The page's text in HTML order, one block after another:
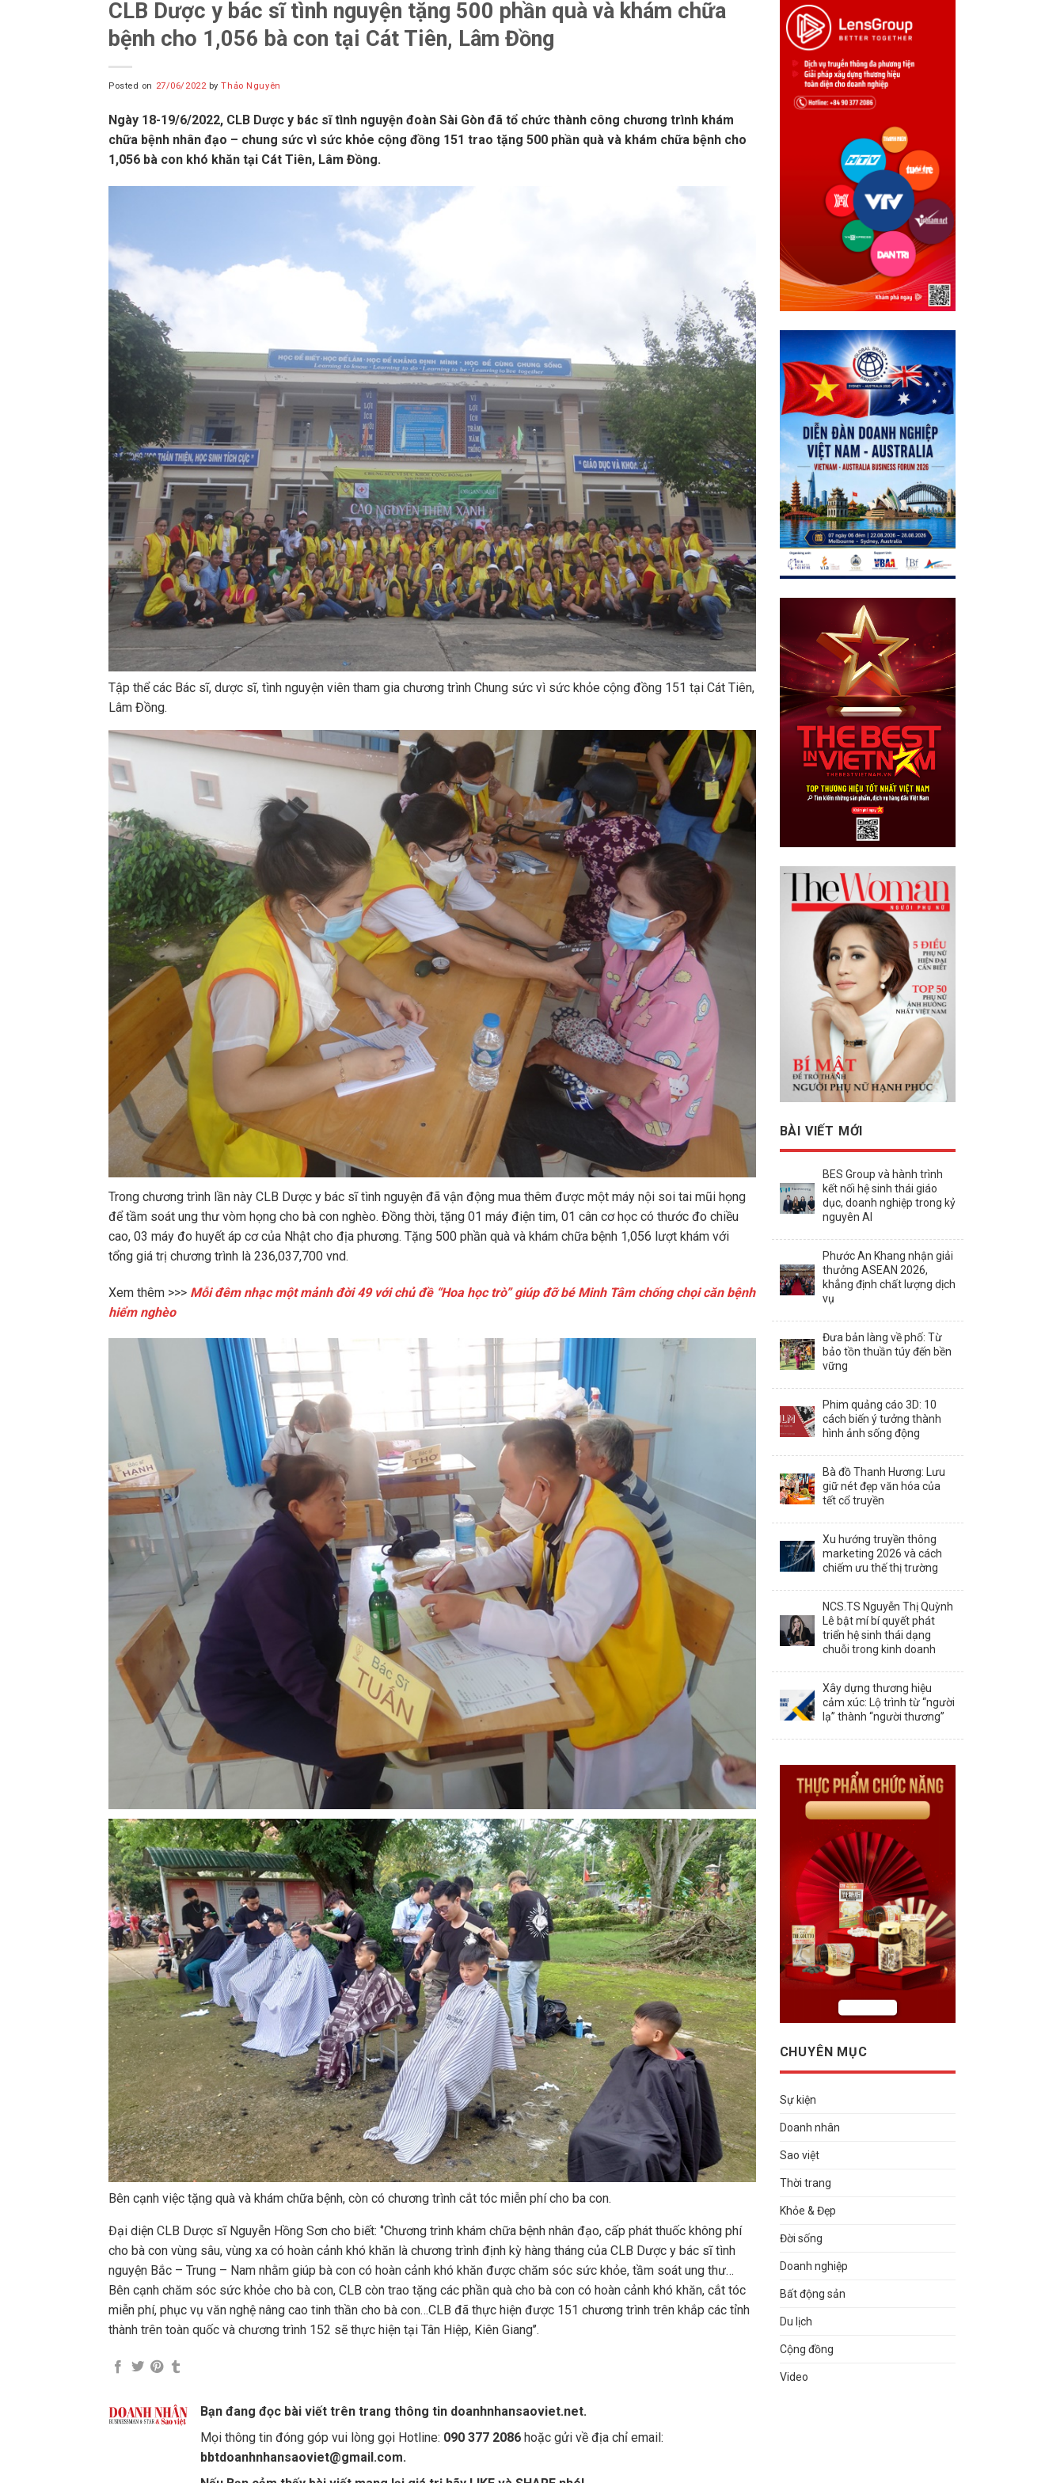
CLB Dược y bác sĩ tình nguyện tặng 500 phần quà và khám chữa
bệnh cho 1,056 bà con tại Cát Tiên, Lâm Đồng
Posted on 27/06/2022 byThảo Nguyên
Ngày 18-19/6/2022, CLB Dược y bác sĩ tình nguyện đoàn Sài Gòn đã tổ chức thành công chương trình khám
chữa bệnh nhân đạo – chung sức vì sức khỏe cộng đồng 151 trao tặng 500 phần quà và khám chữa bệnh cho
1,056 bà con khó khăn tại Cát Tiên, Lâm Đồng.
Tập thể các Bác sĩ, dược sĩ, tình nguyện viên tham gia chương trình Chung sức vì sức khỏe cộng đồng 151 tại Cát Tiên,
Lâm Đồng.
Trong chương trình lần này CLB Dược y bác sĩ tình nguyện đã vận động mua thêm được một máy nội soi tai mũi họng
để tầm soát ung thư vòm họng cho bà con nghèo. Đồng thời, tặng 01 máy điện tim, 01 cân cơ học có thước đo chiều
cao, 03 máy đo huyết áp cơ của Nhật cho địa phương. Tặng 500 phần quà và khám chữa bệnh 1,056 lượt khám với
tổng giá trị chương trình là 236,037,700 vnd.
Xem thêm >>> Mỗi đêm nhạc một mảnh đời 49 với chủ đề “Hoa học trò” giúp đỡ bé Minh Tâm chống chọi căn bệnh
hiểm nghèo
Bên cạnh việc tặng quà và khám chữa bệnh, còn có chương trình cắt tóc miễn phí cho ba con.
Đại diện CLB Dược sĩ Nguyễn Hồng Sơn cho biết: ‘’Chương trình khám chữa bệnh nhân đạo, cấp phát thuốc không phí
cho bà con vùng sâu, vùng xa có hoàn cảnh khó khăn là chương trình định kỳ hàng tháng của CLB Dược y bác sĩ tình
nguyện Bắc – Trung – Nam nhằm giúp bà con có hoàn cảnh khó khăn được chăm sóc sức khỏe, tầm soát ung thư…
Bên cạnh chăm sóc sức khỏe cho bà con, CLB còn trao tặng các phần quà cho bà con có hoàn cảnh khó khăn, cắt tóc
miễn phí, phục vụ văn nghệ nâng cao tinh thần cho bà con…CLB đã thực hiện được 151 chương trình trên khắp các tỉnh
thành trên toàn quốc và chương trình 152 sẽ thực hiện tại Tân Hiệp, Kiên Giang’’.
Bạn đang đọc bài viết trên trang thông tin doanhnhansaoviet.net.
Mọi thông tin đóng góp vui lòng gọi Hotline: 090 377 2086 hoặc gửi về địa chỉ email:
bbtdoanhnhansaoviet@gmail.com.
BÀI VIẾT MỚI
BES Group và hành trình
kết nối hệ sinh thái giáo
dục, doanh nghiệp trong kỷ
nguyên AI
Phước An Khang nhận giải
thưởng ASEAN 2026,
khẳng định chất lượng dịch
vụ
Đưa bản làng về phố: Từ
bảo tồn thuần túy đến bền
vững
Phim quảng cáo 3D: 10
cách biến ý tưởng thành
hình ảnh sống động
Bà đồ Thanh Hương: Lưu
giữ nét đẹp văn hóa của
tết cổ truyền
Xu hướng truyền thông
marketing 2026 và cách
chiếm ưu thế thị trường
NCS.TS Nguyễn Thị Quỳnh
Lê bật mí bí quyết phát
triển hệ sinh thái dạng
chuỗi trong kinh doanh
Xây dựng thương hiệu
cảm xúc: Lộ trình từ “người
lạ” thành “người thương”
CHUYÊN MỤC
Sự kiện
Doanh nhân
Sao việt
Thời trang
Khỏe & Đẹp
Đời sống
Doanh nghiệp
Bất động sản
Du lịch
Cộng đồng
Video